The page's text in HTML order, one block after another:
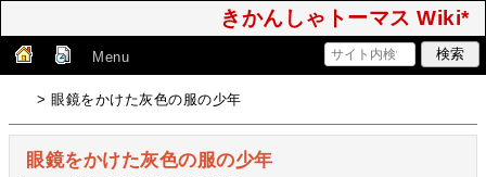
きかんしゃトーマス Wiki*
Menu
> 眼鏡をかけた灰色の服の少年
眼鏡をかけた灰色の服の少年